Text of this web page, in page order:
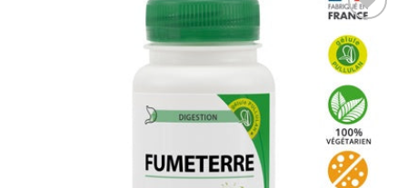
Ajouter
à la liste
d’envies